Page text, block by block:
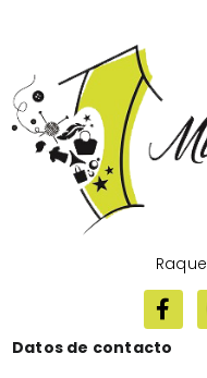
Datos de contacto